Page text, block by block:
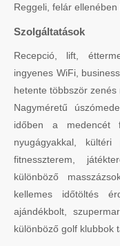
Reggeli, felár
Szolgáltatások
Recepció, lift,
ingyenes WiFi,
hetente többször zenés
Nagyméretű
időben a medencét
nyugágyakkal,
fitnesszterem,
különböző
kellemes időtöltés
ajándékbolt,
különböző golf klubbok